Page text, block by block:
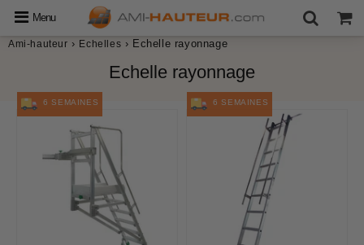
Menu
Ami-hauteur › Echelles › Echelle rayonnage
Echelle rayonnage
6 SEMAINES 6 SEMAINES